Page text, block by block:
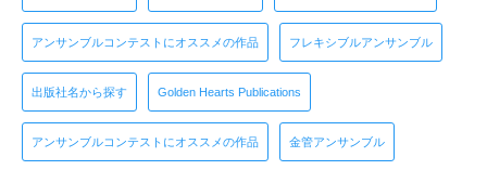
アンサンブルコンテストにオススメの作品 フレキシブルアンサンブル
出版社名から探す Golden Hearts Publications
アンサンブルコンテストにオススメの作品 金管アンサンブル